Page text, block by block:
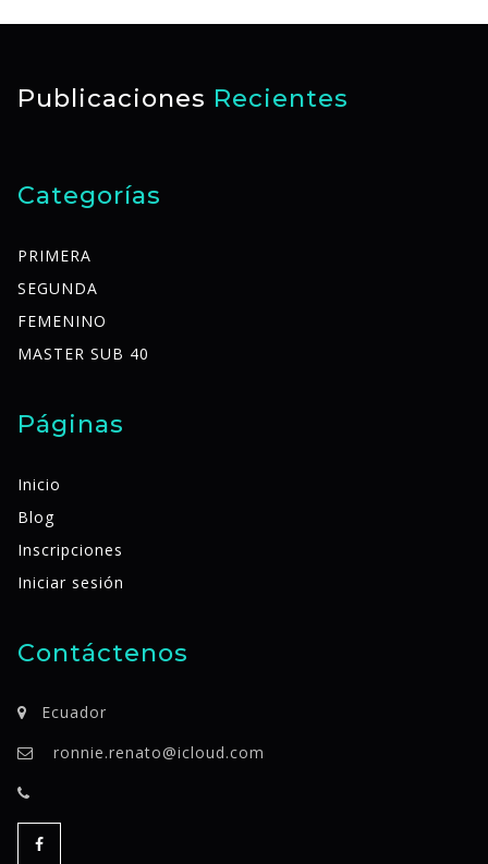
Publicaciones Recientes
Categorías
PRIMERA
SEGUNDA
FEMENINO
MASTER SUB 40
Páginas
Inicio
Blog
Inscripciones
Iniciar sesión
Contáctenos
Ecuador
ronnie.renato@icloud.com